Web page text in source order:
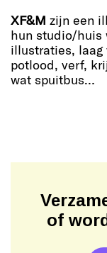
XF&M zijn een
hun studio/huis
illustraties, laag
potlood, verf,
wat spuitbus…
of